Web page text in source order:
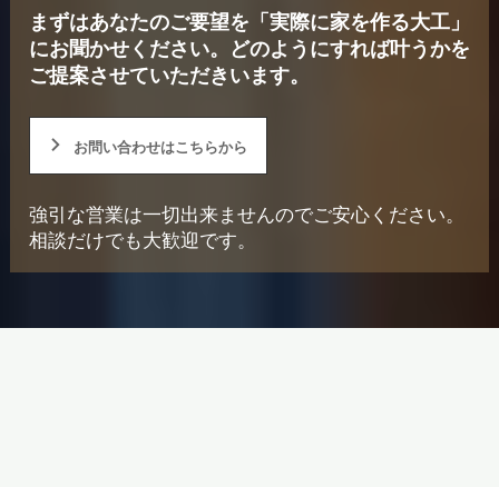
まずはあなたのご要望を「実際に家を作る大工」
にお聞かせください。
どのようにすれば叶うかを
ご提案させていただきいます。
お問い合わせはこちらから
強引な営業は一切出来ませんのでご安心ください。
相談だけでも大歓迎です。